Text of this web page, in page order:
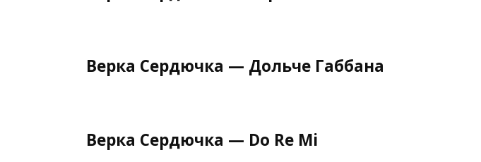
Верка Сердючка — Дольче Габбана
Верка Сердючка — Do Re Mi